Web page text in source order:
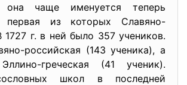
чаще именуется теперь
первая из которых Славяно-
1727 г. в ней было 357 учеников.
российская (143 ученика), а
греческая (41 ученик).
школ в последней